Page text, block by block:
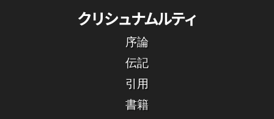
クリシュナムルティ
序論
伝記
引用
書籍